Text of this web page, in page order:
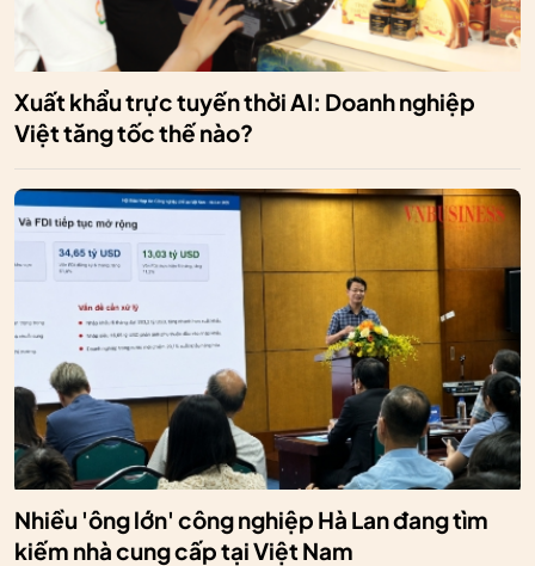
Xuất khẩu trực tuyến thời AI: Doanh nghiệp
Việt tăng tốc thế nào?
Nhiều 'ông lớn' công nghiệp Hà Lan đang tìm
kiếm nhà cung cấp tại Việt Nam